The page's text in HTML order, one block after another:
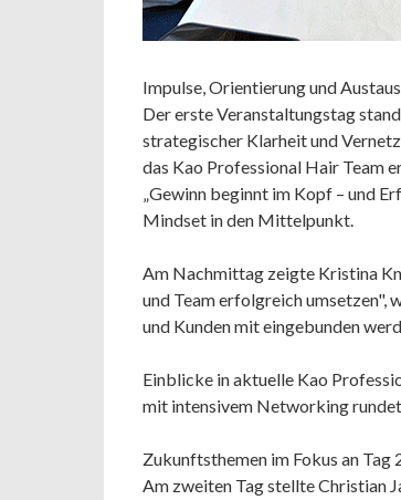
Impulse, Orientierung und
Der erste Veranstaltungstag
strategischer Klarheit und
das Kao Professional Hair Team
„Gewinn beginnt im Kopf – und
Mindset in den Mittelpunkt.
Am Nachmittag zeigte Kristina
und Team erfolgreich umsetzen",
und Kunden mit eingebunden
Einblicke in aktuelle Kao
mit intensivem Networking
Zukunftsthemen im Fokus an Tag
Am zweiten Tag stellte Christian